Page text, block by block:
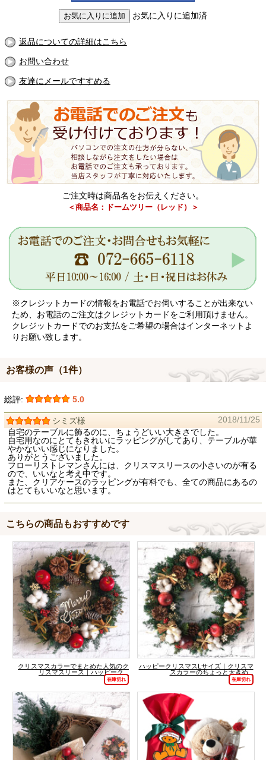
お気に入りに追加済
返品についての詳細はこちら
お問い合わせ
友達にメールですすめる
ご注文時は商品名をお伝えください。
＜商品名：ドームツリー（レッド）＞
※クレジットカードの情報をお電話でお伺いすることが出来ない
ため、お電話のご注文はクレジットカードをご利用頂けません。
クレジットカードでのお支払をご希望の場合はインターネットよ
りお願い致します。
お客様の声（1件）
総評: 5.0
シミズ様 2018/11/25
自宅のテーブルに飾るのに、ちょうどいい大きさでした。
自宅用なのにとてもきれいにラッピングがしてあり、テーブルが華
やかないい感じになりました。
ありがとうございました。
フローリストレマンさんには、クリスマスリースの小さいのが有る
ので、いいなと考え中です。
また、クリアケースのラッピングが有料でも、全ての商品にあるの
はとてもいいなと思います。
こちらの商品もおすすめです
クリスマスカラーでまとめた人気のク
リスマスリース｜ハッピーク...
在庫切れ
ハッピークリスマスLサイズ｜クリスマ
スカラーのちょっと大きめ...
在庫切れ